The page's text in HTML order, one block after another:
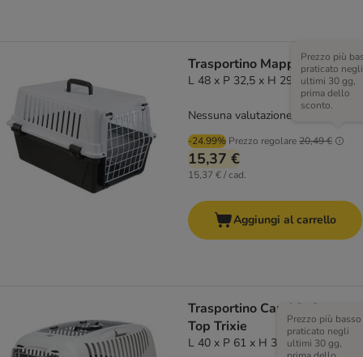
Trasportino Mappa - XS
L 48 x P 32,5 x H 29 cm
-24.99% Prezzo regolare20,49 €
Prezzo più
praticato negli
ultimi 30 gg,
prima dello
sconto.
15,37 €
15,37 € / cad.
Nessuna valutazione
Aggiungi al carrello
Trasportino Capri 3, Open
Top Trixie
L 40 x P 61 x H 38 cm
Prezzo più basso
praticato negli
ultimi 30 gg,